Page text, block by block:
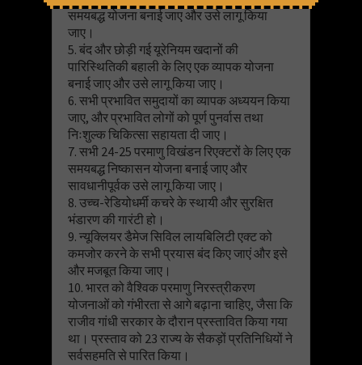
समयबद्ध योजना बनाई जाए और उसे लागू किया
जाए।
5. बंद और छोड़ी गई यूरेनियम खदानों की
पारिस्थितिकी बहाली के लिए एक व्यापक योजना
बनाई जाए और उसे लागू किया जाए।
6. सभी प्रभावित समुदायों का व्यापक अध्ययन किया
जाए, और प्रभावित लोगों को पूर्ण पुनर्वास तथा
निःशुल्क चिकित्सा सहायता दी जाए।
7. सभी 24-25 परमाणु विखंडन रिएक्टरों के लिए एक
समयबद्ध निष्कासन योजना बनाई जाए और
सावधानीपूर्वक उसे लागू किया जाए।
8. उच्च-रेडियोधर्मी कचरे के स्थायी और सुरक्षित
भंडारण की गारंटी हो।
9. न्यूक्लियर डैमेज सिविल लायबिलिटी एक्ट को
कमजोर करने के सभी प्रयास बंद किए जाएं और इसे
और मजबूत किया जाए।
10. भारत को वैश्विक परमाणु निरस्त्रीकरण
योजनाओं को गंभीरता से आगे बढ़ाना चाहिए, जैसा कि
राजीव गांधी सरकार के दौरान प्रस्तावित किया गया
था। प्रस्ताव को 23 राज्य के सैकड़ों प्रतिनिधियों ने
सर्वसहमति से पारित किया।